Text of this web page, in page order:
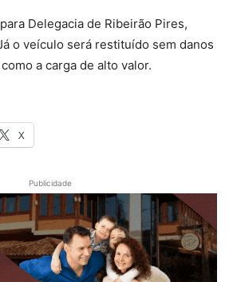
Delegacia de Ribeirão Pires,
o veículo será restituído sem danos
a carga de alto valor.
X
Publicidade